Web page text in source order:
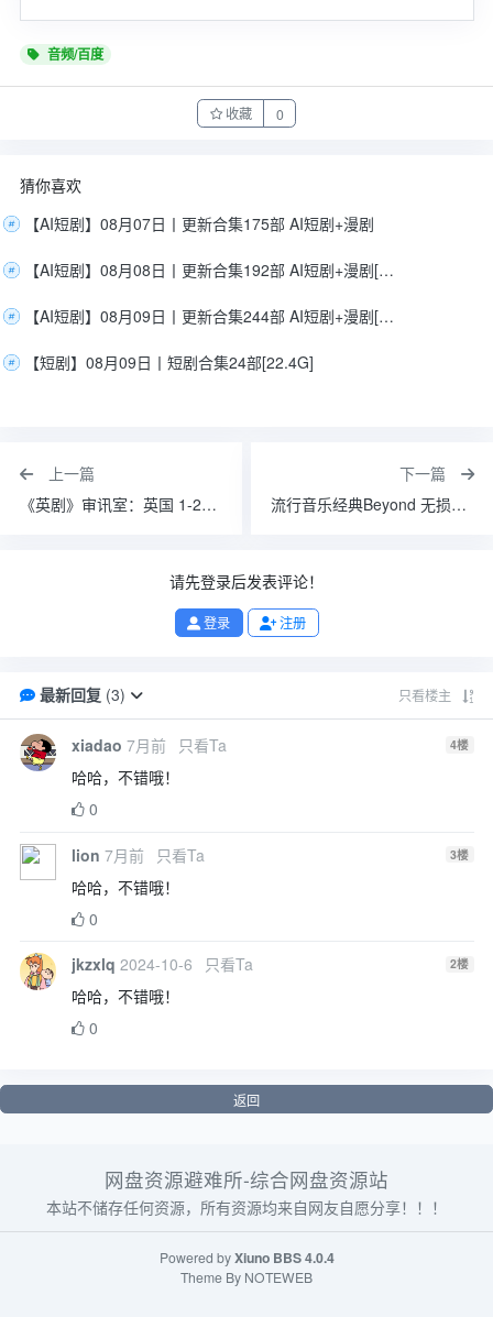
音频/百度
收藏 0
猜你喜欢
【AI短剧】08月07日丨更新合集175部 AI短剧+漫剧
【AI短剧】08月08日丨更新合集192部 AI短剧+漫剧[209G]
【AI短剧】08月09日丨更新合集244部 AI短剧+漫剧[409G]
【短剧】08月09日丨短剧合集24部[22.4G]
上一篇
《英剧》审讯室：英国 1-2季 冰冰字幕组压制
下一篇
流行音乐经典Beyond 无损音乐合集 01
请先登录后发表评论！
登录 注册
最新回复(3) 只看楼主
xiadao 7月前 只看Ta 4楼
哈哈，不错哦！
0
lion 7月前 只看Ta 3楼
哈哈，不错哦！
0
jkzxlq 2024-10-6 只看Ta 2楼
哈哈，不错哦！
0
返回
网盘资源避难所-综合网盘资源站
本站不储存任何资源，所有资源均来自网友自愿分享！！！
Powered byXiuno BBS4.0.4
Theme By NOTEWEB